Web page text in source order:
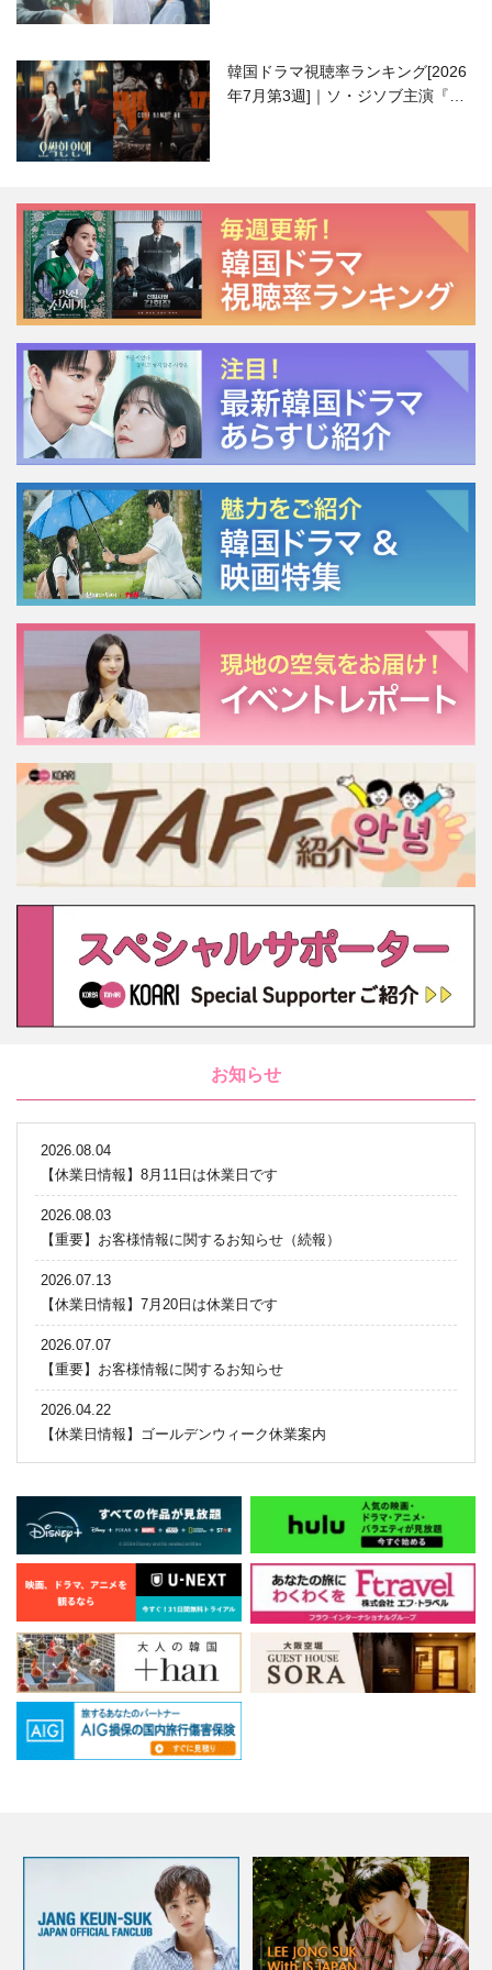
韓国ドラマ視聴率ランキング[2026
年7月第3週]｜ソ・ジソブ主演『エ
お知らせ
2026.08.04
【休業日情報】8月11日は休業日です
2026.08.03
【重要】お客様情報に関するお知らせ（続報）
2026.07.13
【休業日情報】7月20日は休業日です
2026.07.07
【重要】お客様情報に関するお知らせ
2026.04.22
【休業日情報】ゴールデンウィーク休業案内